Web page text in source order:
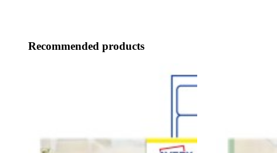
Recommended products